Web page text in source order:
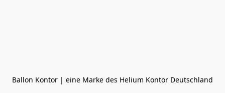
Ballon Kontor | eine Marke des Helium Kontor Deutschland